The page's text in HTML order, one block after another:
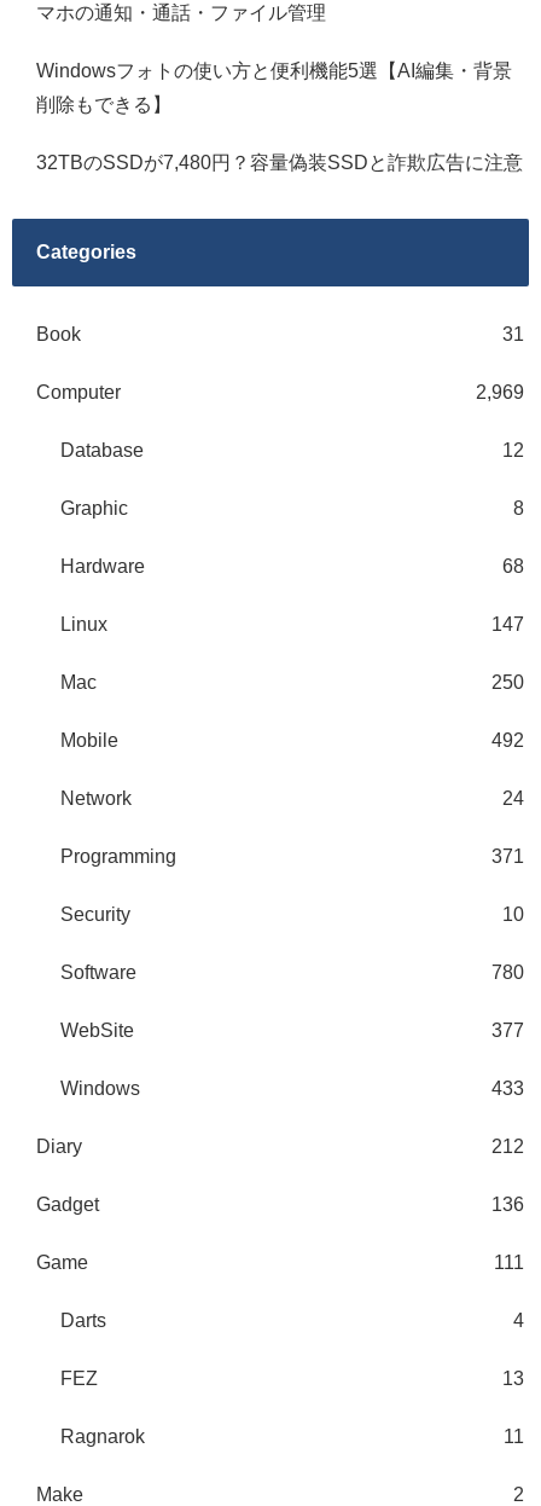
マホの通知・通話・ファイル管理
Windowsフォトの使い方と便利機能5選【AI編集・背景
削除もできる】
32TBのSSDが7,480円？容量偽装SSDと詐欺広告に注意
Categories
Book 31
Computer 2,969
Database 12
Graphic 8
Hardware 68
Linux 147
Mac 250
Mobile 492
Network 24
Programming 371
Security 10
Software 780
WebSite 377
Windows 433
Diary 212
Gadget 136
Game 111
Darts 4
FEZ 13
Ragnarok 11
Make 2